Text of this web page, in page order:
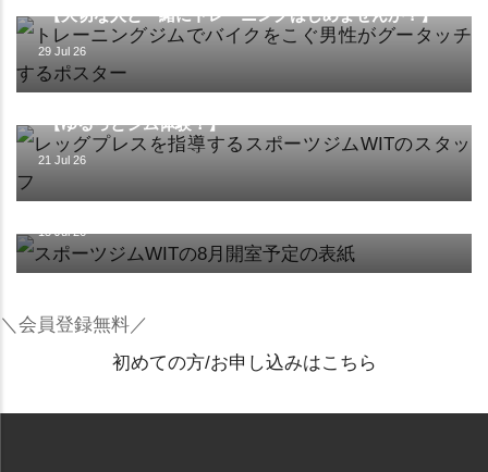
【大切な人と一緒にトレーニングはじめませんか？】
29 Jul 26
イベント
【ゆるっとジム体験！】
21 Jul 26
施設
15 Jul 26
＼会員登録無料／
初めての方/お申し込みはこちら